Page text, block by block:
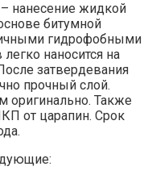
нанесение жидкой
битумной
гидрофобными
наносится на
затвердевания
прочный слой.
оригинально. Также
от царапин. Срок